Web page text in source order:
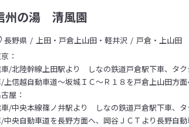
州の湯 清風園
長野県 上田・戸倉上山田・軽井沢
戸倉・上山田
：
/北陸幹線上田駅より しなの鉄道戸倉駅下車、タク
上信越自動車道～坂城ＩＣ～Ｒ１８を戸倉上山田方
屋：
車/中央本線篠ノ井駅より しなの鉄道戸倉駅下車、タ
中央自動車道を長野方面へ、岡谷ＪＣＴより長野自